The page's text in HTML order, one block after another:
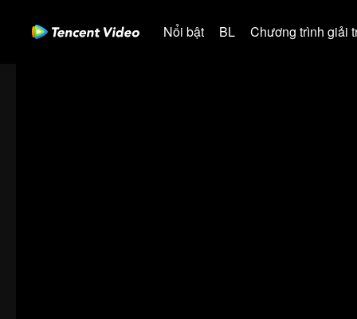
Nổi bật BL Chương trình giải